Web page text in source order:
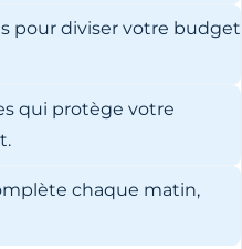
pour diviser votre budget
qui protège votre
chaque matin,